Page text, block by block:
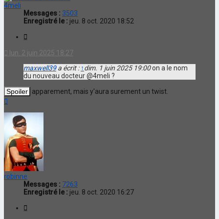
4meli
Messages : 3503
Enregistré le : jeu. 8 oct. 2020 18:52
lun. 2 juin 2025 18:27
maxwell39a écrit : ↑dim. 1 juin 2025 19:00on a le nom
du nouveau docteur @4meli ?
apparement, mais y'aura surement un twist.
robinne
Messages : 7263
Enregistré le : jeu. 8 oct. 2020 16:27